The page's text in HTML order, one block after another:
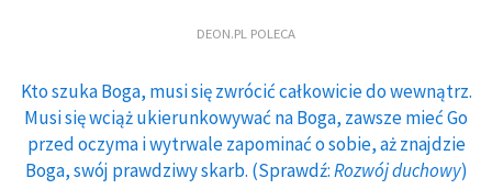
DEON.PL POLECA
Kto szuka Boga, musi się zwrócić całkowicie do wewnątrz.
Musi się wciąż ukierunkowywać na Boga, zawsze mieć Go
przed oczyma i wytrwale zapominać o sobie, aż znajdzie
Boga, swój prawdziwy skarb. (Sprawdź:Rozwój duchowy)